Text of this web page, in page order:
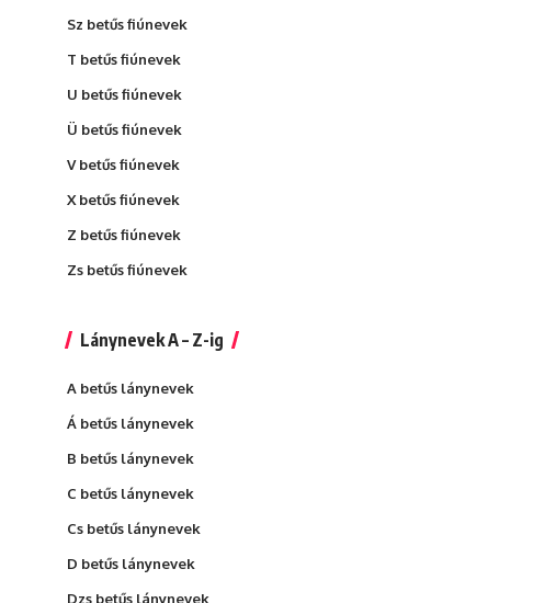
Sz betűs fiúnevek
T betűs fiúnevek
U betűs fiúnevek
Ü betűs fiúnevek
V betűs fiúnevek
X betűs fiúnevek
Z betűs fiúnevek
Zs betűs fiúnevek
Lánynevek A – Z-ig
A betűs lánynevek
Á betűs lánynevek
B betűs lánynevek
C betűs lánynevek
Cs betűs lánynevek
D betűs lánynevek
Dzs betűs lánynevek